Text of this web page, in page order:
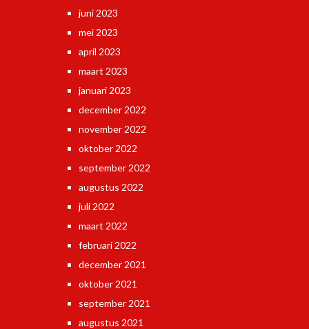
juni 2023
mei 2023
april 2023
maart 2023
januari 2023
december 2022
november 2022
oktober 2022
september 2022
augustus 2022
juli 2022
maart 2022
februari 2022
december 2021
oktober 2021
september 2021
augustus 2021